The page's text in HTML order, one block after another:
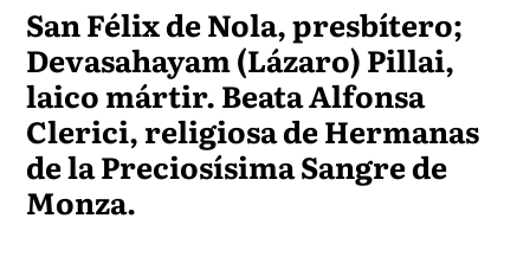
San Félix de Nola, presbítero;
Devasahayam (Lázaro) Pillai,
laico mártir. Beata Alfonsa
Clerici, religiosa de Hermanas
de la Preciosísima Sangre de
Monza.